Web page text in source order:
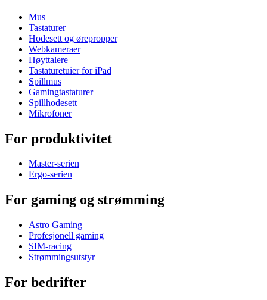
Mus
Tastaturer
Hodesett og ørepropper
Webkameraer
Høyttalere
Tastaturetuier for iPad
Spillmus
Gamingtastaturer
Spillhodesett
Mikrofoner
For produktivitet
Master-serien
Ergo-serien
For gaming og strømming
Astro Gaming
Profesjonell gaming
SIM-racing
Strømmingsutstyr
For bedrifter